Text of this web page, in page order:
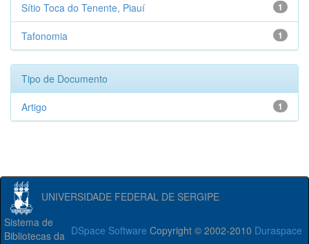
1
Sítio Toca do Tenente, Piauí
1
Tafonomia
Tipo de Documento
1
Artigo
UNIVERSIDADE FEDERAL DE SERGIPE
DSpace Software Copyright © 2002-2010 Duraspace
Sistema de
Bibliotecas da